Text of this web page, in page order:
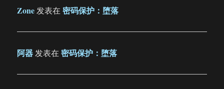
Zone发表在密码保护：堕落
阿器发表在密码保护：堕落